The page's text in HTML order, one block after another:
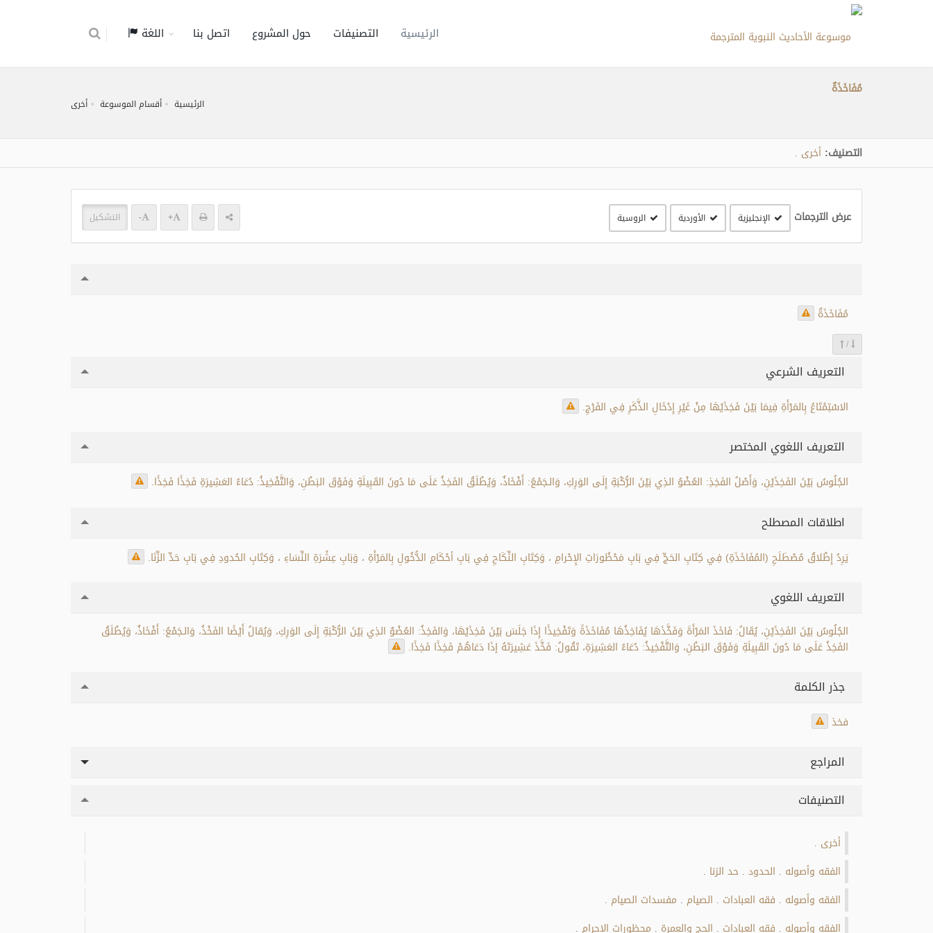
الرئيسية التصنيفات حول المشروع اتصل بنا اللغة
مُفَاخَذَةٌ
الرئيسية أقسام الموسوعة أخرى
التصنيف: أخرى
عرض الترجمات الإنجليزية الأوردية الروسية +
- التشكيل
مُفَاخَذَةٌ
/
التعريف الشرعي
الاسْتِمْتَاعُ بِالمَرْأَةِ فِيمَا بَيْنَ فَخِذَيْهَا مِنْ غَيْرِ إِدْخَالِ الذَّكَرِ فِي الفَرْجِ.
التعريف اللغوي المختصر
الجُلُوسُ بَيْنَ الفَخِذَيْنِ، وَأَصْلُ الفَخِذِ: العُضْوُ الذِي بَيْنَ الرُّكْبَةِ إِلَى الوَرِكِ، وَالـجَمْعُ: أَفْخَاذٌ، وَيُطْلَقُ الفَخِذُ عَلَى مَا دُونَ القَبِيلَةِ وَفَوْقَ البَطْنِ، وَالتَّفْخِيذُ: دُعَاءُ العَشِيرَةِ فَخِذًا فَخِذًا.
اطلاقات المصطلح
يَرِدُ إِطْلاقُ مُصْطَلَحِ (المُفَاخَذَةِ) فِي كِتَابِ الحَجِّ فِي بَابِ مَحْظُورَاتِ الإِحْرامِ ، وَكِتَابِ النِّكَاحِ فِي بَابِ أحْكَامِ الدُّخُولِ بِالمَرْأَةِ ، وَبَابِ عِشْرَةِ النِّسَاءِ ، وَكِتَابِ الحُدودِ فِي بَابِ حَدِّ الزِّنَا.
التعريف اللغوي
الجُلُوسُ بَيْنَ الفَخِذَيْنِ، يُقَالُ: فَاخَذَ المَرْأَةَ وَفَخَّذَهَا يُفَاخِذُهَا مُفَاخَذَةً وَتَفْخِيذًا إِذَا جَلَسَ بَيْنَ فَخِذَيْهَا، وَالفَخِذُ: العُضْوٌ الذِي بَيْنَ الرُّكْبَةِ إِلَى الوَرِكِ، وَيُقالُ أَيْضًا الفَخْذُ، وَالـجَمْعُ: أَفْخَاذٌ، وَيُطْلَقُ
الفَخِذُ عَلَى مَا دُونَ القَبِيلَةِ وَفَوْقَ البَطْنِ، وَالتَّفْخِيذُ: دُعَاءُ العَشِيرَةِ، تَقُولُ: فَخَّذَ عَشِيرَتَهُ إذَا دَعَاهُمْ فَخِذًا فَخِذًا.
جذر الكلمة
فخذ
المراجع
التصنيفات
أخرى
الفقه وأصوله الحدود حد الزنا
الفقه وأصوله فقه العبادات الصيام مفسدات الصيام
الفقه وأصوله فقه العبادات الحج والعمرة محظورات الإحرام